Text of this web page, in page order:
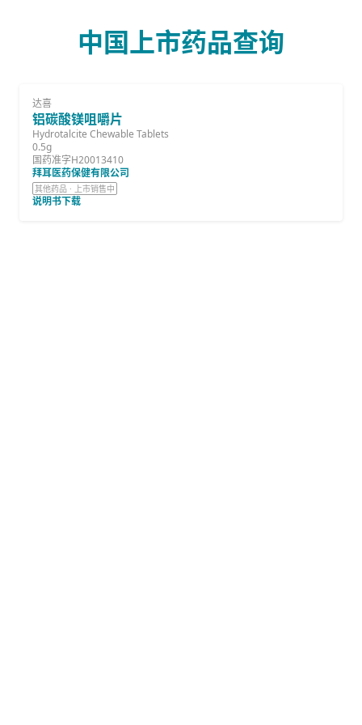
中国上市药品查询
达喜
铝碳酸镁咀嚼片
Hydrotalcite Chewable Tablets
0.5g
国药准字H20013410
拜耳医药保健有限公司
其他药品 · 上市销售中
说明书下载